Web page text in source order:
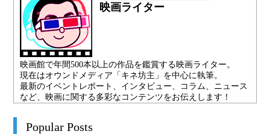
映画ライター
映画館で年間500本以上の作品を鑑賞する映画ライター。
現在はオウンドメディア「キネ坊主」を中心に執筆。
最新のイベントレポート、インタビュー、コラム、ニュース
など、映画に関する多彩なコンテンツをお伝えします！
Popular Posts